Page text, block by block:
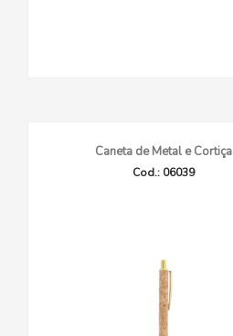
Caneta de Metal e Cortiça
Cod.: 06039